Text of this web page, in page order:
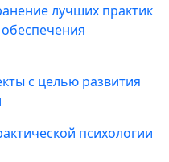
лучших практик
с целью развития
психологии